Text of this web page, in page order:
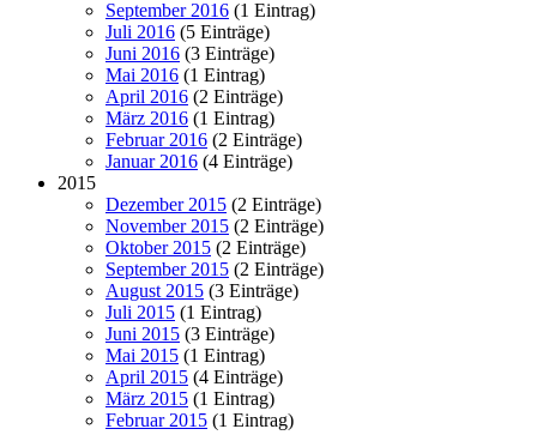
September 2016 (1 Eintrag)
Juli 2016 (5 Einträge)
Juni 2016 (3 Einträge)
Mai 2016 (1 Eintrag)
April 2016 (2 Einträge)
März 2016 (1 Eintrag)
Februar 2016 (2 Einträge)
Januar 2016 (4 Einträge)
2015
Dezember 2015 (2 Einträge)
November 2015 (2 Einträge)
Oktober 2015 (2 Einträge)
September 2015 (2 Einträge)
August 2015 (3 Einträge)
Juli 2015 (1 Eintrag)
Juni 2015 (3 Einträge)
Mai 2015 (1 Eintrag)
April 2015 (4 Einträge)
März 2015 (1 Eintrag)
Februar 2015 (1 Eintrag)